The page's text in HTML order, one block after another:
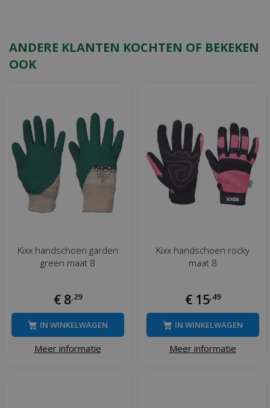
ANDERE KLANTEN KOCHTEN OF BEKEKEN
OOK
Kixx handschoen garden
green maat 8
€ 8,29
Meer informatie
IN WINKELWAGEN
Kixx handschoen rocky
maat 8
€ 15,49
Meer informatie
IN WINKELWAGEN